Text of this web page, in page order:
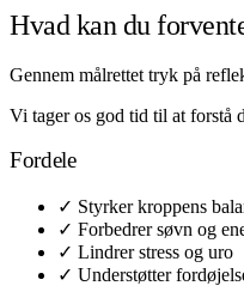
Hvad kan du
Gennem målrettet tryk på
Vi tager os god tid til at forstå
Fordele
✓ Styrker kroppens
✓ Forbedrer søvn og
✓ Lindrer stress og uro
✓ Understøtter